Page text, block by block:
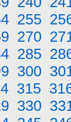
255
270
285
300
315
330